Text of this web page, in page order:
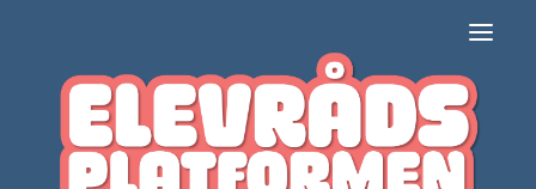
Lyngby Private Skole
Medlemmer